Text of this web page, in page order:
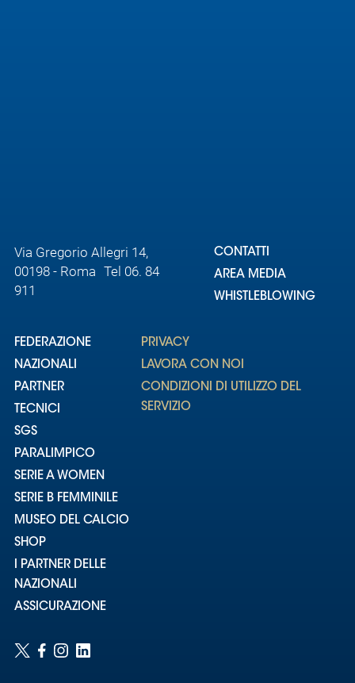
Via Gregorio Allegri 14,
00198 - Roma Tel 06. 84
911
CONTATTI
AREA MEDIA
WHISTLEBLOWING
FEDERAZIONE
NAZIONALI
PARTNER
TECNICI
SGS
PARALIMPICO
SERIE A WOMEN
SERIE B FEMMINILE
MUSEO DEL CALCIO
SHOP
I PARTNER DELLE
NAZIONALI
ASSICURAZIONE
PRIVACY
LAVORA CON NOI
CONDIZIONI DI UTILIZZO DEL
SERVIZIO